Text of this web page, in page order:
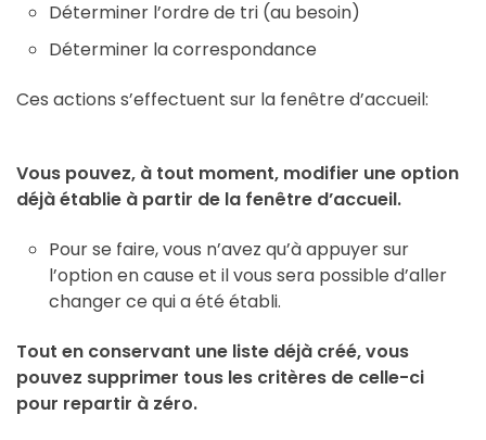
Déterminer l’ordre de tri (au besoin)
Déterminer la correspondance
Ces actions s’effectuent sur la fenêtre d’accueil:
Vous pouvez, à tout moment, modifier une option
déjà établie à partir de la fenêtre d’accueil.
Pour se faire, vous n’avez qu’à appuyer sur
l’option en cause et il vous sera possible d’aller
changer ce qui a été établi.
Tout en conservant une liste déjà créé, vous
pouvez supprimer tous les critères de celle-ci
pour repartir à zéro.